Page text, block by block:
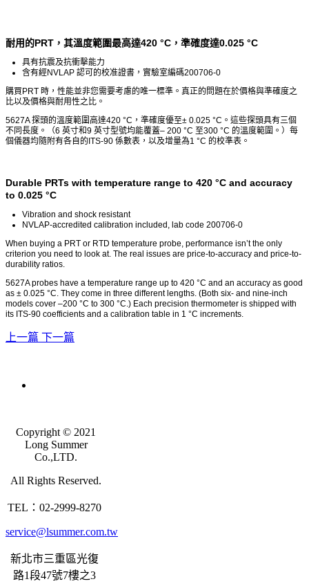
耐用的PRT，其溫度範圍最高達420 °C，準確度達0.025 °C
具有抗震及抗衝擊能力
含有經NVLAP 認可的校准證書，實驗室編碼200706-0
購買PRT 時，性能並非您需要考慮的唯一標準。真正的問題在於價格與準確度之
比以及價格與耐用性之比。
5627A 探頭的溫度範圍高達420 °C，準確度優至± 0.025 °C。這些探頭具有三個
不同長度。（6 英寸和9 英寸型號均能覆蓋– 200 °C 至300 °C 的溫度範圍。）每
個儀器均隨附有各自的ITS-90 係數表，以及增量為1 °C 的校準表。
Durable PRTs with temperature range to 420 °C and accuracy
to 0.025 °C
Vibration and shock resistant
NVLAP-accredited calibration included, lab code 200706-0
When buying a PRT or RTD temperature probe, performance isn’t the only
criterion you need to look at. The real issues are price-to-accuracy and price-to-
durability ratios.
5627A probes have a temperature range up to 420 °C and an accuracy as good
as ± 0.025 °C. They come in three different lengths. (Both six- and nine-inch
models cover –200 °C to 300 °C.) Each precision thermometer is shipped with
its ITS-90 coefficients and a calibration table in 1 °C increments.
上一篇 下一篇
Copyright © 2021
Long Summer
Co.,LTD.
All Rights Reserved.
TEL：02-2999-8270
service@lsummer.com.tw
新北市三重區光復
路1段47號7樓之3